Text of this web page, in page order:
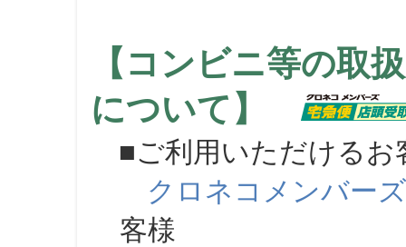
【コンビニ等の取
について】
■ご利用いただけるお
クロネコメンバーズ
客様